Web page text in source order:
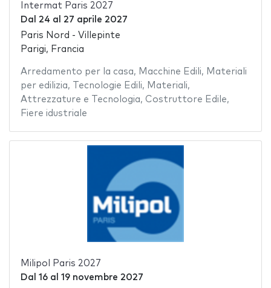
Intermat Paris 2027
Dal 24 al 27 aprile 2027
Paris Nord - Villepinte
Parigi, Francia
Arredamento per la casa, Macchine Edili, Materiali
per edilizia, Tecnologie Edili, Materiali,
Attrezzature e Tecnologia, Costruttore Edile,
Fiere idustriale
Milipol Paris 2027
Dal 16al 19 novembre 2027